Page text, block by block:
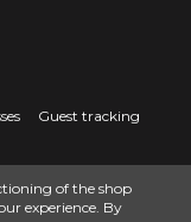
Guest tracking
of the shop
experience. By